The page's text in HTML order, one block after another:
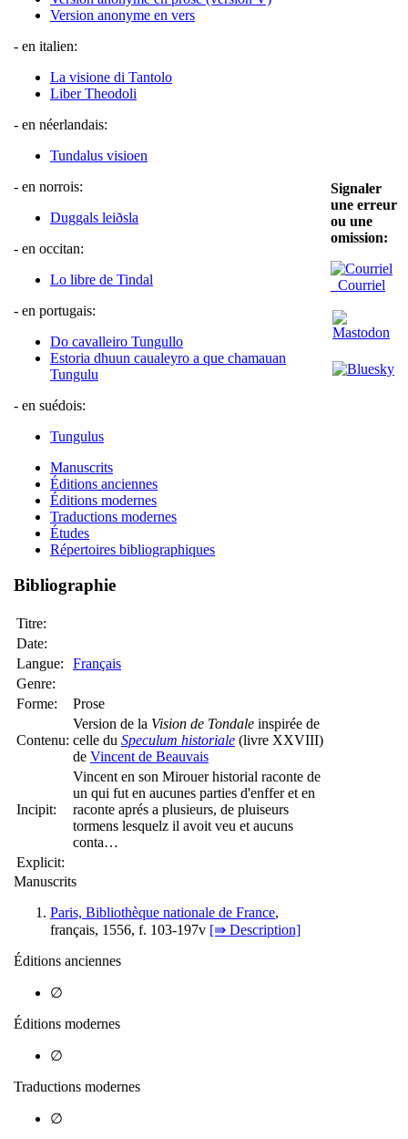
Version anonyme en vers
- en italien:
La visione di Tantolo
Liber Theodoli
- en néerlandais:
Tundalus visioen
- en norrois:
Duggals leiðsla
- en occitan:
Lo libre de Tindal
- en portugais:
Do cavalleiro Tungullo
Estoria dhuun caualeyro a que chamauan
Tungulu
- en suédois:
Tungulus
Manuscrits
Éditions anciennes
Éditions modernes
Traductions modernes
Études
Répertoires bibliographiques
Bibliographie
Titre:
Date:
Langue:
Français
Genre:
Forme:
Prose
Contenu:
Version de la Vision de Tondale inspirée de
celle du Speculum historiale (livre XXVIII)
de Vincent de Beauvais
Incipit:
Vincent en son Mirouer historial raconte de
un qui fut en aucunes parties d'enffer et en
raconte aprés a plusieurs, de pluiseurs
tormens lesquelz il avoit veu et aucuns
conta…
Explicit:
Manuscrits
Paris, Bibliothèque nationale de France,
français, 1556, f. 103-197v [⇛ Description]
Éditions anciennes
∅
Éditions modernes
∅
Traductions modernes
∅
Signaler
une erreur
ou une
omission:
Courriel